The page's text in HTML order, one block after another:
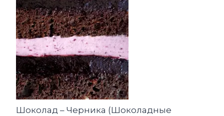
Шоколад – Черника (Шоколадные